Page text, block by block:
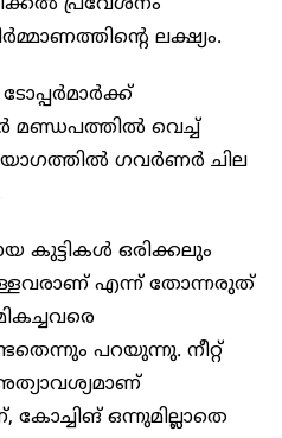
പ്രവേശനം
ലക്ഷ്യം.
മണ്ഡപത്തിൽ വെച്ച്
ഗവർണർ ചില
കുട്ടികൾ ഒരിക്കലും
എന്ന് തോന്നരുത്
പറയുന്നു. നീറ്റ്
ഒന്നുമില്ലാതെ